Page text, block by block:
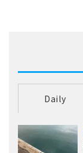
Daily